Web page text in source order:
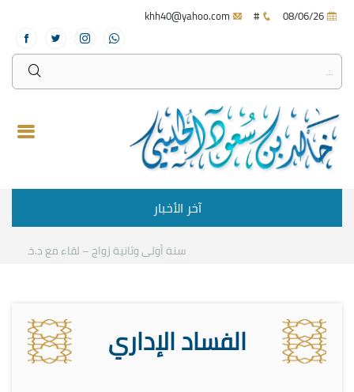
#
آخر الأخبار
سنة أولى وثانية زواج – لقاء مع د.خالد الحليبي
الفساد الإداري